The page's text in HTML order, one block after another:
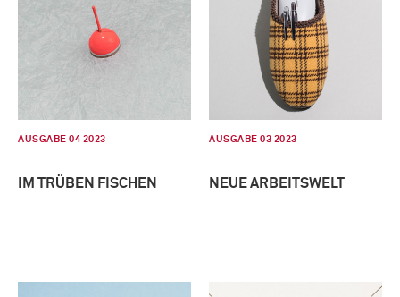
AUSGABE 04 2023
IM TRÜBEN FISCHEN
AUSGABE 03 2023
NEUE ARBEITSWELT